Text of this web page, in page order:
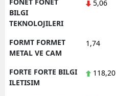
BILGI
TEKNOLOJILERI
5,06
FORMT FORMET
METAL VE CAM
1,74
FORTE FORTE BILGI
ILETISIM
118,20